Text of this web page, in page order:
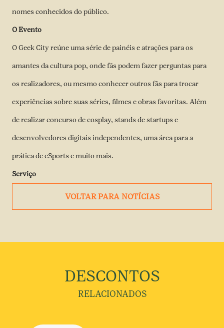
nomes conhecidos do público.
O Evento
O Geek City reúne uma série de painéis e atrações para os
amantes da cultura pop, onde fãs podem fazer perguntas para
os realizadores, ou mesmo conhecer outros fãs para trocar
experiências sobre suas séries, filmes e obras favoritas. Além
de realizar concurso de cosplay, stands de startups e
desenvolvedores digitais independentes, uma área para a
prática de eSports e muito mais.
Serviço
VOLTAR PARA NOTÍCIAS
DESCONTOS
RELACIONADOS